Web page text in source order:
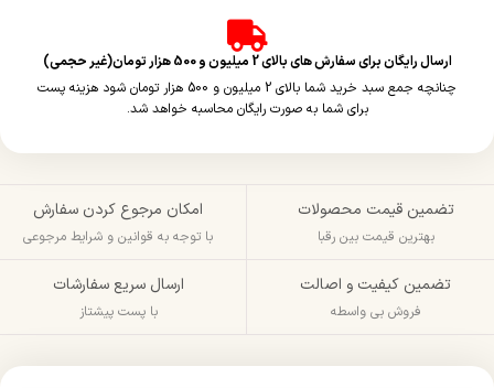
ارسال رایگان برای سفارش های بالای 2 میلیون و 500 هزار تومان(غیر حجمی)
چنانچه جمع سبد خرید شما بالای 2 میلیون و 500 هزار تومان شود هزینه پست
برای شما به صورت رایگان محاسبه خواهد شد.
تضمین قیمت محصولات
بهترین قیمت بین رقبا
امکان مرجوع کردن سفارش
با توجه به قوانین و شرایط مرجوعی
تضمین کیفیت و اصالت
فروش بی واسطه
ارسال سریع سفارشات
با پست پیشتاز